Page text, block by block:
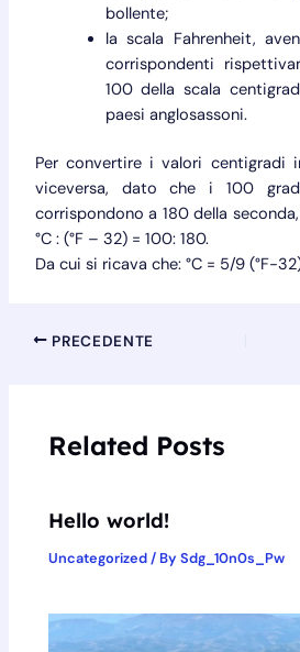
bollente;
la scala Fahrenheit,
corrispondenti
100 della scala
paesi anglosassoni.
Per convertire i valori centigradi
viceversa, dato che i 100
corrispondono a 180 della
°C : (°F – 32) = 100: 180.
Da cui si ricava che: °C = 5/9 (°F-
PRECEDENTE
Related Posts
Hello world!
Uncategorized/ BySdg_10n0s_Pw